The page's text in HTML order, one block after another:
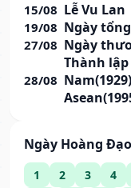
15/08 Lễ Vu Lan
19/08 Ngày
27/08 Ngày
28/08
Thành
Ngày Hoàng
1 2 3 4